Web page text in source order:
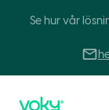
Se hur vår